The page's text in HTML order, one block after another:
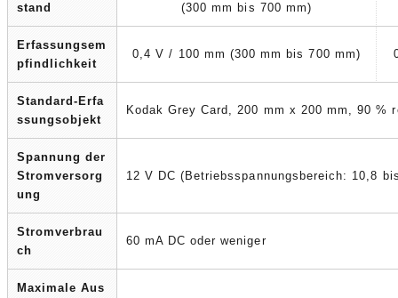
stand
(300 mm bis 700 mm)
Erfassungsem
pfindlichkeit
0,4 V / 100 mm (300 mm bis 700 mm)
Standard-Erfa
ssungsobjekt
Kodak Grey Card, 200 mm x 200 mm, 90 %
Spannung der
Stromversorg
ung
12 V DC (Betriebsspannungsbereich: 10,8
Stromverbrau
ch
60 mA DC oder weniger
Maximale Aus